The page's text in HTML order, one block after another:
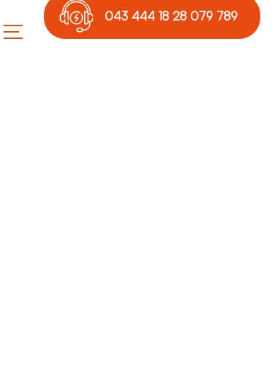
043 444 18 28 079 789